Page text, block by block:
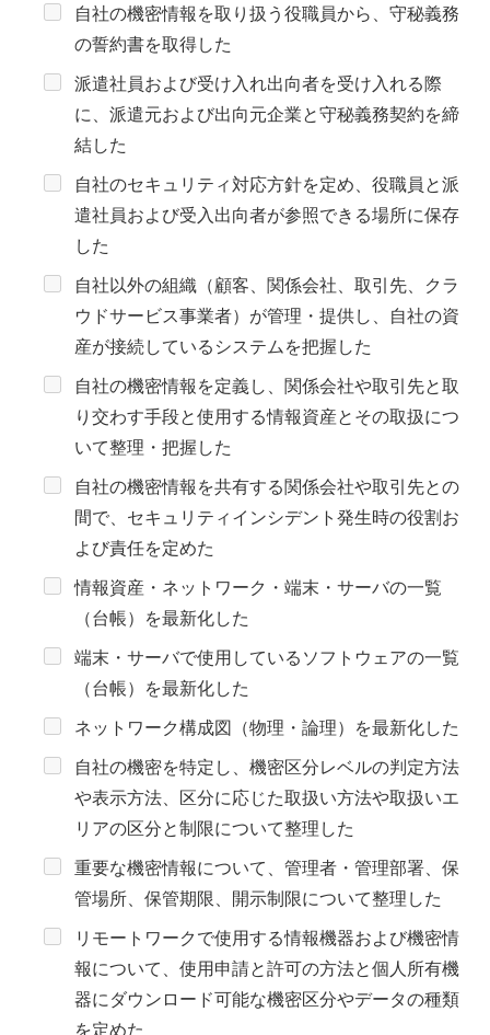
自社の機密情報を取り扱う役職員から、守秘義務
の誓約書を取得した
派遣社員および受け入れ出向者を受け入れる際
に、派遣元および出向元企業と守秘義務契約を締
結した
自社のセキュリティ対応方針を定め、役職員と派
遣社員および受入出向者が参照できる場所に保存
した
自社以外の組織（顧客、関係会社、取引先、クラ
ウドサービス事業者）が管理・提供し、自社の資
産が接続しているシステムを把握した
自社の機密情報を定義し、関係会社や取引先と取
り交わす手段と使用する情報資産とその取扱につ
いて整理・把握した
自社の機密情報を共有する関係会社や取引先との
間で、セキュリティインシデント発生時の役割お
よび責任を定めた
情報資産・ネットワーク・端末・サーバの一覧
（台帳）を最新化した
端末・サーバで使用しているソフトウェアの一覧
（台帳）を最新化した
ネットワーク構成図（物理・論理）を最新化した
自社の機密を特定し、機密区分レベルの判定方法
や表示方法、区分に応じた取扱い方法や取扱いエ
リアの区分と制限について整理した
重要な機密情報について、管理者・管理部署、保
管場所、保管期限、開示制限について整理した
リモートワークで使用する情報機器および機密情
報について、使用申請と許可の方法と個人所有機
器にダウンロード可能な機密区分やデータの種類